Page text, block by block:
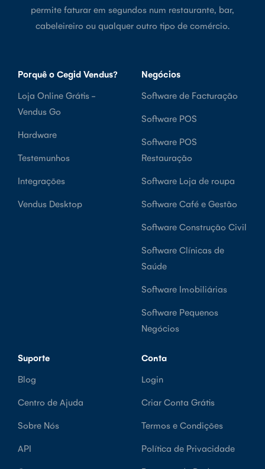
permite faturar em segundos num restaurante, bar,
cabeleireiro ou qualquer outro tipo de comércio.
Porquê o Cegid Vendus?
Loja Online Grátis -
Vendus Go
Hardware
Testemunhos
Integrações
Vendus Desktop
Negócios
Software de Facturação
Software POS
Software POS
Restauração
Software Loja de roupa
Software Café e Gestão
Software Construção Civil
Software Clínicas de
Saúde
Software Imobiliárias
Software Pequenos
Negócios
Suporte
Blog
Centro de Ajuda
Sobre Nós
API
Conta
Login
Criar Conta Grátis
Termos e Condições
Política de Privacidade